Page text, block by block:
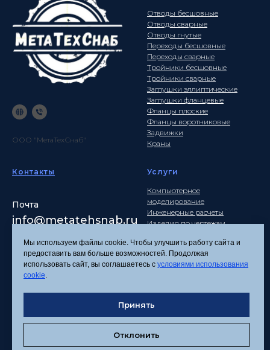
ООО "МетаТехСнаб"
Отводы бесшовные
Отводы сварные
Отводы гнутые
Переходы бесшовные
Переходы сварные
Тройники бесшовные
Тройники сварные
Заглушки эллиптические
Заглушки фланцевые
Фланцы плоские
Фланцы воротниковые
Задвижки
Краны
Контакты
Почта
info@metatehsnab.ru
Услуги
Компьютерное
моделирование
Инженерные расчеты
Изделия по чертежам
Политика
Согласие на обработку
персональных данных
Соглашение об
Мы используем файлы cookie. Чтобы улучшить работу сайта и
предоставить вам больше возможностей. Продолжая
использовать сайт, вы соглашаетесь с условиями использования
cookie.
Принять
Отклонить